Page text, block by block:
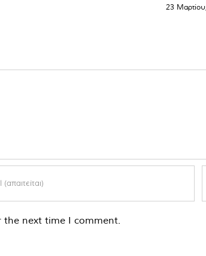
23
the next time I comment.